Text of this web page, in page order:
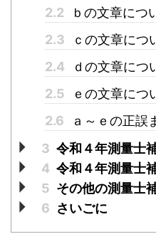
2.2
ｂの文章につ
2.3
ｃの文章につ
2.4
ｄの文章につ
2.5
ｅの文章につ
2.6
ａ～ｅの正誤
3 令和４年測量士
4 令和４年測量士
5 その他の測量士
6 さいごに